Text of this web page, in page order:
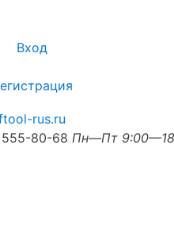
Вход
80-68 Пн—Пт